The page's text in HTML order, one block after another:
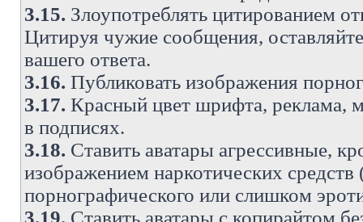
3.15. Злоупотреблять цитированием
Цитируя чужие сообщения,
вашего ответа.
3.16. Публиковать изображения
3.17. Красный цвет шрифта, реклама,
в подписях.
3.18. Ставить аватары агрессивные,
изображением наркотических
порнографического или слишком
3.19. Ставить аватары с копирайтом